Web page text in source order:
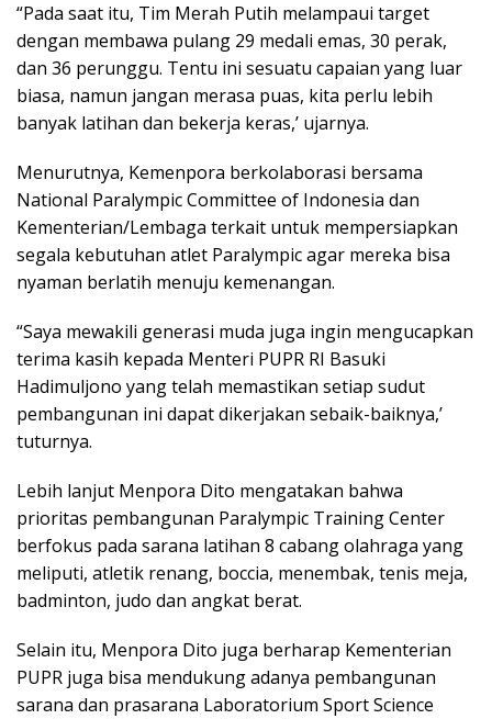
“Pada saat itu, Tim Merah Putih melampaui target
dengan membawa pulang 29 medali emas, 30 perak,
dan 36 perunggu. Tentu ini sesuatu capaian yang luar
biasa, namun jangan merasa puas, kita perlu lebih
banyak latihan dan bekerja keras,’ ujarnya.
Menurutnya, Kemenpora berkolaborasi bersama
National Paralympic Committee of Indonesia dan
Kementerian/Lembaga terkait untuk mempersiapkan
segala kebutuhan atlet Paralympic agar mereka bisa
nyaman berlatih menuju kemenangan.
“Saya mewakili generasi muda juga ingin mengucapkan
terima kasih kepada Menteri PUPR RI Basuki
Hadimuljono yang telah memastikan setiap sudut
pembangunan ini dapat dikerjakan sebaik-baiknya,’
tuturnya.
Lebih lanjut Menpora Dito mengatakan bahwa
prioritas pembangunan Paralympic Training Center
berfokus pada sarana latihan 8 cabang olahraga yang
meliputi, atletik renang, boccia, menembak, tenis meja,
badminton, judo dan angkat berat.
Selain itu, Menpora Dito juga berharap Kementerian
PUPR juga bisa mendukung adanya pembangunan
sarana dan prasarana Laboratorium Sport Science